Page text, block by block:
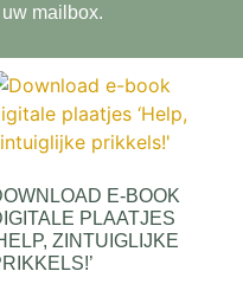
mailbox.
E-BOOK
PLAATJES
ZINTUIGLIJKE